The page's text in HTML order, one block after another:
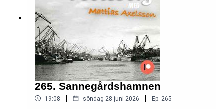
265. Sannegårdshamnen
19:08 | söndag 28 juni 2026 | Ep. 265